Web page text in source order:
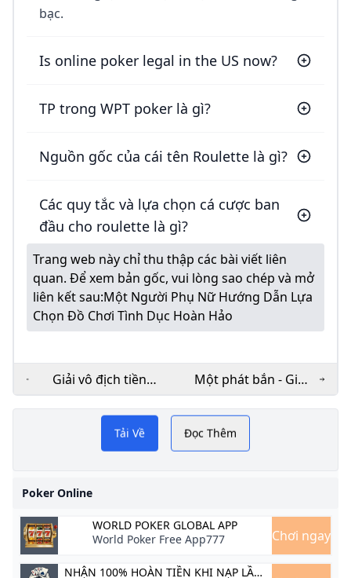
bạc.
Is online poker legal in the US now?
TP trong WPT poker là gì?
Nguồn gốc của cái tên Roulette là gì?
Các quy tắc và lựa chọn cá cược ban
đầu cho roulette là gì?
Trang web này chỉ thu thập các bài viết liên
quan. Để xem bản gốc, vui lòng sao chép và mở
liên kết sau:Một Người Phụ Nữ Hướng Dẫn Lựa
Chọn Đồ Chơi Tình Dục Hoàn Hảo
Giải vô địch tiền
thưởng vàng: Cú sút
hàng tuần của bạn ở
mức 100 nghìn đô la
trên WPT Global
Một phát bắn - Giải
đấu Freezeout của
WPT Global
Những ứng dụng chơi
Game Poker phổ biến. Tải
Online Việt Nam Oline hay
nhất. Tải gay game ngay tại
đây
Tải Về Đọc Thêm
Poker Online
WORLD POKER GLOBAL APP
World Poker Free App777
Chơi ngay
NHẬN 100% HOÀN TIỀN KHI NẠP LẦN